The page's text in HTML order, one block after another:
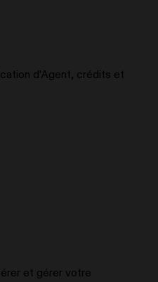
d’Agent, crédits et
et gérer votre